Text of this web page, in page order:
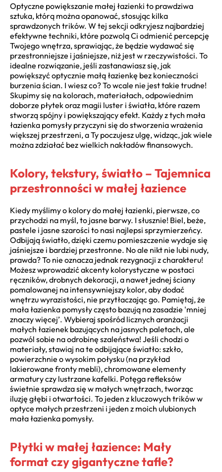
Optyczne powiększanie małej łazienki to prawdziwa
sztuka, którą można opanować, stosując kilka
sprawdzonych trików. W tej sekcji odkryjesz najbardziej
efektywne techniki, które pozwolą Ci odmienić percepcję
Twojego wnętrza, sprawiając, że będzie wydawać się
przestronniejsze i jaśniejsze, niż jest w rzeczywistości. To
idealne rozwiązanie, jeśli zastanawiasz się, jak
powiększyć optycznie małą łazienkę bez konieczności
burzenia ścian. I wiesz co? To wcale nie jest takie trudne!
Skupimy się na kolorach, materiałach, odpowiednim
doborze płytek oraz magii luster i światła, które razem
stworzą spójny i powiększający efekt. Każdy z tych mała
łazienka pomysły przyczyni się do stworzenia wrażenia
większej przestrzeni, a Ty poczujesz ulgę, widząc, jak wiele
można zdziałać bez wielkich nakładów finansowych.
Kolory, tekstury, światło – Tajemnica
przestronności w małej łazience
Kiedy myślimy o kolory do małej łazienki, pierwsze, co
przychodzi na myśl, to jasne barwy. I słusznie! Biel, beże,
pastele i jasne szarości to nasi najlepsi sprzymierzeńcy.
Odbijają światło, dzięki czemu pomieszczenie wydaje się
jaśniejsze i bardziej przestronne. No ale nikt nie lubi nudy,
prawda? To nie oznacza jednak rezygnacji z charakteru!
Możesz wprowadzić akcenty kolorystyczne w postaci
ręczników, drobnych dekoracji, a nawet jednej ściany
pomalowanej na intensywniejszy kolor, aby dodać
wnętrzu wyrazistości, nie przytłaczając go. Pamiętaj, że
mała łazienka pomysły często bazują na zasadzie 'mniej
znaczy więcej’. Wybieraj spośród licznych aranżacji
małych łazienek bazujących na jasnych paletach, ale
pozwól sobie na odrobinę szaleństwa! Jeśli chodzi o
materiały, stawiaj na te odbijające światło: szkło,
powierzchnie o wysokim połysku (na przykład
lakierowane fronty mebli), chromowane elementy
armatury czy lustrzane kafelki. Potęga refleksów
świetnie sprawdza się w małych wnętrzach, tworząc
iluzję głębi i otwartości. To jeden z kluczowych trików w
optyce małych przestrzeni i jeden z moich ulubionych
mała łazienka pomysły.
Płytki w małej łazience: Mały
format czy gigantyczne tafle?